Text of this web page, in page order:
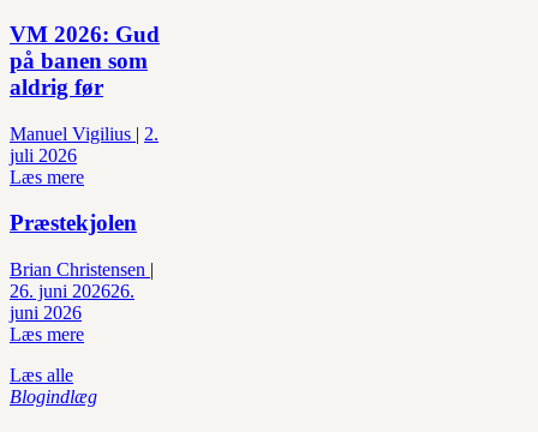
VM 2026: Gud
på banen som
aldrig før
Manuel Vigilius | 2.
juli 2026
Læs mere
Præstekjolen
Brian Christensen |
26. juni 202626.
juni 2026
Læs mere
Læs alle
Blogindlæg